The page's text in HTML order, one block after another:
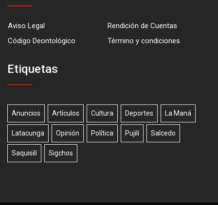
Aviso Legal
Rendición de Cuentas
Código Deontológico
Término y condiciones
Etiquetas
Anuncios Artículos Cultura Deportes La Maná
Latacunga Opinión Política Pujilí Salcedo
Saquisilí Sigchos